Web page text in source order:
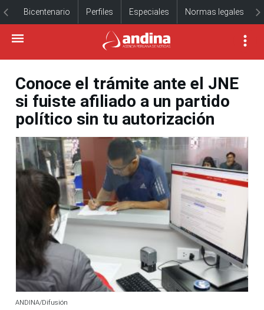
Bicentenario Perfiles Especiales Normas legales
Conoce el trámite ante el JNE
si fuiste afiliado a un partido
político sin tu autorización
ANDINA/Difusión